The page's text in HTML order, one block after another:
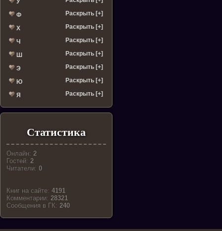
Ф Раскрыть [+]
Х Раскрыть [+]
Ч Раскрыть [+]
Ш Раскрыть [+]
Э Раскрыть [+]
Ю Раскрыть [+]
Я Раскрыть [+]
Статистика
Онлайн:2
Гостей:2
Читатели:0
Книг на сайте:4191
Комментарии:28321
Cообщения в ГК:240